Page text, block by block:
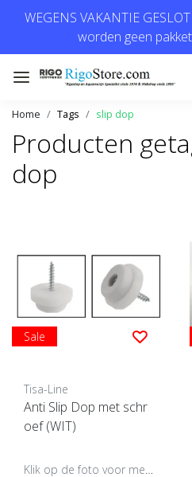
WEGENS VAKANTIE
worden geen
Home Tags slip dop
Producten
dop
Sale
Tisa-Line
Anti Slip Dop met schr
oef (WIT)